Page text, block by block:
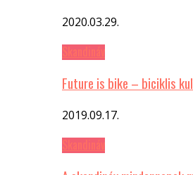
2020.03.29.
Future is bike – biciklis
2019.09.17.